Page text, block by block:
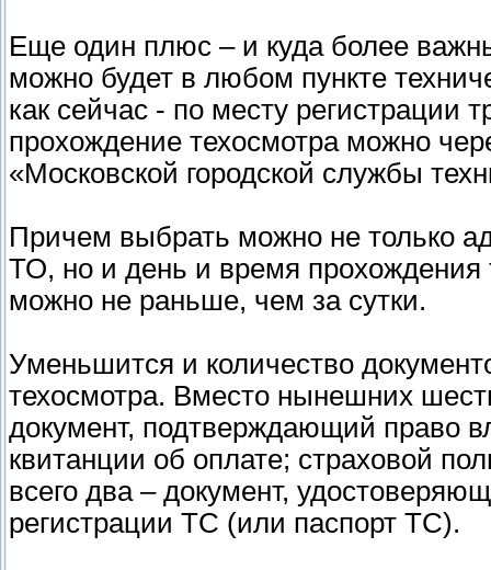
Еще один плюс – и куда более
можно будет в любом пункте
как сейчас - по месту регистрации
прохождение техосмотра можно
«Московской городской службы
Причем выбрать можно не только
ТО, но и день и время прохождения
можно не раньше, чем за сутки.
Уменьшится и количество
техосмотра. Вместо нынешних
документ, подтверждающий право
квитанции об оплате; страховой
всего два – документ,
регистрации ТС (или паспорт ТС).